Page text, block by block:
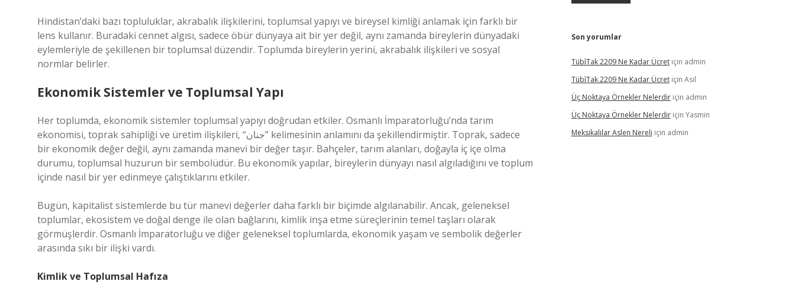
Hindistan’daki bazı topluluklar, akrabalık ilişkilerini, toplumsal yapıyı ve bireysel kimliği anlamak için farklı bir
lens kullanır. Buradaki cennet algısı, sadece öbür dünyaya ait bir yer değil, aynı zamanda bireylerin dünyadaki
eylemleriyle de şekillenen bir toplumsal düzendir. Toplumda bireylerin yerini, akrabalık ilişkileri ve sosyal
normlar belirler.
Ekonomik Sistemler ve Toplumsal Yapı
Her toplumda, ekonomik sistemler toplumsal yapıyı doğrudan etkiler. Osmanlı İmparatorluğu’nda tarım
ekonomisi, toprak sahipliği ve üretim ilişkileri, “جنان” kelimesinin anlamını da şekillendirmiştir. Toprak, sadece
bir ekonomik değer değil, aynı zamanda manevi bir değer taşır. Bahçeler, tarım alanları, doğayla iç içe olma
durumu, toplumsal huzurun bir sembolüdür. Bu ekonomik yapılar, bireylerin dünyayı nasıl algıladığını ve toplum
içinde nasıl bir yer edinmeye çalıştıklarını etkiler.
Bugün, kapitalist sistemlerde bu tür manevi değerler daha farklı bir biçimde algılanabilir. Ancak, geleneksel
toplumlar, ekosistem ve doğal denge ile olan bağlarını, kimlik inşa etme süreçlerinin temel taşları olarak
görmüşlerdir. Osmanlı İmparatorluğu ve diğer geleneksel toplumlarda, ekonomik yaşam ve sembolik değerler
arasında sıkı bir ilişki vardı.
Kimlik ve Toplumsal Hafıza
Son yorumlar
Tübi̇Tak 2209 Ne Kadar Ücretiçin admin
Tübi̇Tak 2209 Ne Kadar Ücretiçin Asil
Üç Noktaya Örnekler Nelerdiriçin admin
Üç Noktaya Örnekler Nelerdiriçin Yasmin
Meksikalılar Aslen Nereli için admin